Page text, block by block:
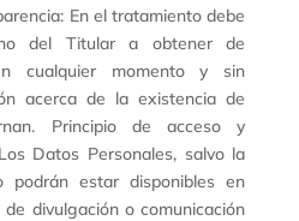
En el tratamiento debe
del Titular a obtener de
cualquier momento y sin
acerca de la existencia de
Principio de acceso y
Datos Personales, salvo la
podrán estar disponibles en
divulgación o comunicación